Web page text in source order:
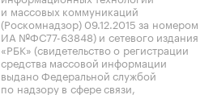
и массовых коммуникаций
(Роскомнадзор) 09.12.2015 за номером
ИА №ФС77-63848) и сетевого издания
«РБК» (свидетельство о регистрации
средства массовой информации
выдано Федеральной службой
по надзору в сфере связи,